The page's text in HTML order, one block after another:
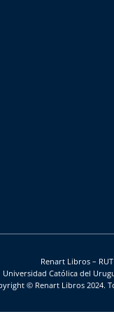
Renart Libros –
Católica del
© Renart Libros 2024.